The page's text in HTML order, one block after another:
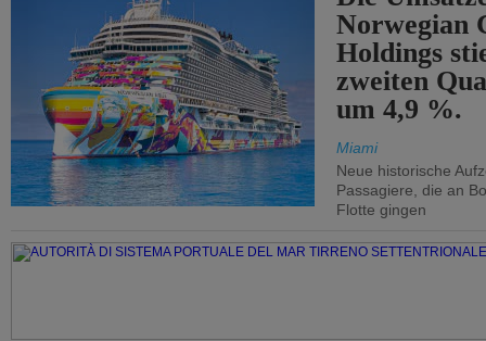
Norwegian
Holdings
zweiten
um 4,9 %.
Miami
Neue historische
Passagiere, die an
Flotte gingen